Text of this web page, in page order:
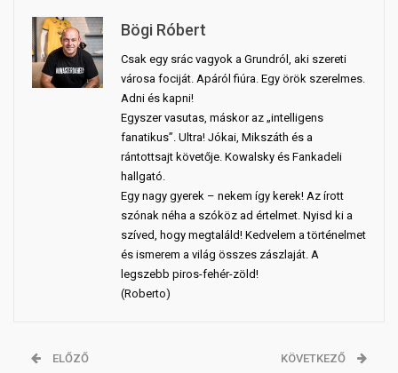
Bögi Róbert
Csak egy srác vagyok a Grundról, aki szereti
városa fociját. Apáról fiúra. Egy örök szerelmes.
Adni és kapni!
Egyszer vasutas, máskor az „intelligens
fanatikus”. Ultra! Jókai, Mikszáth és a
rántottsajt követője. Kowalsky és Fankadeli
hallgató.
Egy nagy gyerek – nekem így kerek! Az írott
szónak néha a szóköz ad értelmet. Nyisd ki a
szíved, hogy megtaláld! Kedvelem a történelmet
és ismerem a világ összes zászlaját. A
legszebb piros-fehér-zöld!
(Roberto)
ELŐZŐ KÖVETKEZŐ